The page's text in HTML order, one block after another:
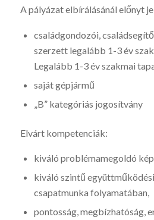
A pályázat elbírálásánál előnyt
családgondozói,
szerzett legalább 1-3 év
Legalább 1-3 év szakmai
saját gépjármű
„B” kategóriás jogosítvány
Elvárt kompetenciák:
kiváló problémamegoldó
kiváló szintű
csapatmunka folyamatában,
pontosság, megbízhatóság,